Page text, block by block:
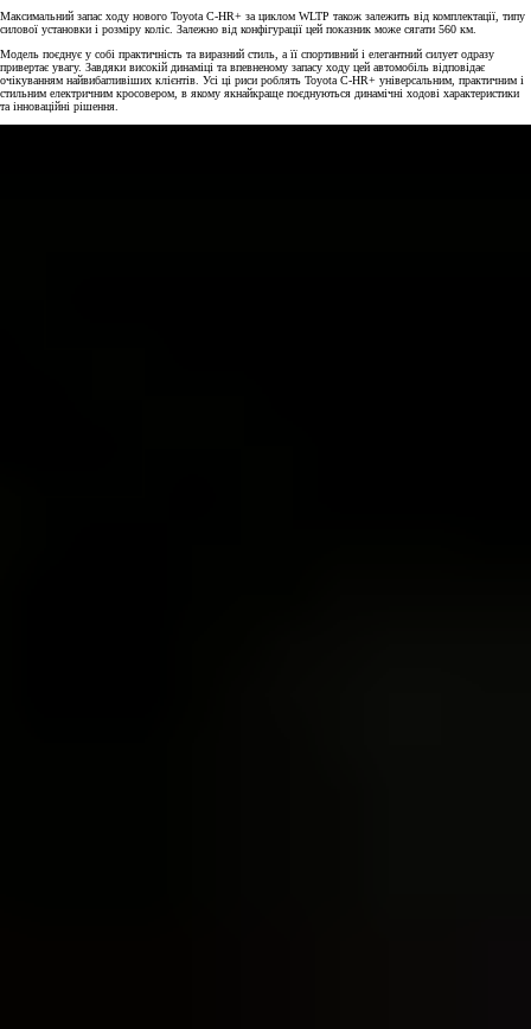
Максимальний запас ходу нового Toyota C-HR+ за циклом WLTP також залежить від комплектації, типу
силової установки і розміру коліс. Залежно від конфігурації цей показник може сягати 560 км.
Модель поєднує у собі практичність та виразний стиль, а її спортивний і елегантний силует одразу
привертає увагу. Завдяки високій динаміці та впевненому запасу ходу цей автомобіль відповідає
очікуванням найвибагливіших клієнтів. Усі ці риси роблять Toyota C-HR+ універсальним, практичним і
стильним електричним кросовером, в якому якнайкраще поєднуються динамічні ходові характеристики
та інноваційні рішення.